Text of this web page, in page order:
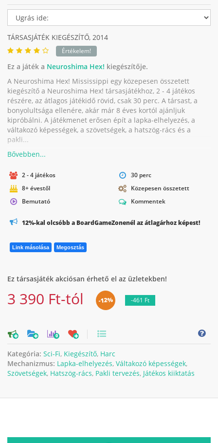
TÁRSASJÁTÉK KIEGÉSZÍTŐ, 2014
Értékelem!
Ez a játék a Neuroshima Hex! kiegészítője.
A Neuroshima Hex! Mississippi egy közepesen összetett
kiegészítő a Neuroshima Hex! társasjátékhoz, 2 - 4 játékos
részére, az átlagos játékidő rövid, csak 30 perc. A társast, a
bonyolultsága ellenére, akár már 8 éves kortól ajánljuk
kipróbálni. A játékmenet erősen épít a lapka-elhelyezés, a
váltakozó képességek, a szövetségek, a hatszög-rács és a
pakli...
2 - 4 játékos
30 perc
8+ évestől
Közepesen összetett
Bemutató
Kommentek
12%-kal olcsóbb a BoardGameZonenél az átlagárhoz képest!
Link másolása Megosztás
Ez társasjáték akciósan érhető el az üzletekben!
3 390 Ft-tól -12% -461 Ft
0
Kategória: Sci-Fi, Kiegészítő, Harc
Mechanizmus: Lapka-elhelyezés, Váltakozó képességek,
Szövetségek, Hatszög-rács, Pakli tervezés, Játékos kiiktatás